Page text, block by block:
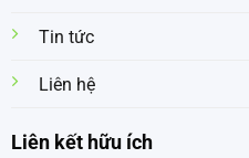
Tin tức
Liên hệ
Liên kết hữu ích